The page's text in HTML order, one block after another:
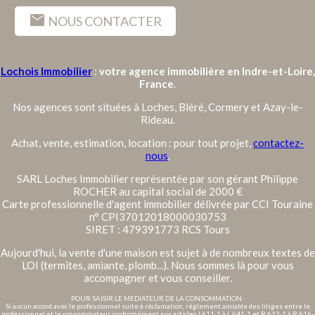
mail NOUS CONTACTER
Lochois Immobilier: votre agence immobilière en Indre-et-Loire,
France.
Nos agences sont situées à Loches, Bléré, Cormery et Azay-le-
Rideau.
Achat, vente, estimation, location : pour tout projet,contactez-
nous.
SARL Loches Immobilier représentée par son gérant Philippe
ROCHER au capital social de 2000 €
Carte professionnelle d'agent immobilier délivrée par CCI Touraine
n° CPI37012018000030753
SIRET : 479391773 RCS Tours
Aujourd'hui, la vente d'une maison est sujet à de nombreux textes de
LOI (termites, amiante, plomb...). Nous sommes là pour vous
accompagner et vous conseiller.
POUR SAISIR LE MEDIATEUR DE LA CONSOMMATION :
Si aucun accord avec le professionnel suite à réclamation, règlement amiable des litiges entre le